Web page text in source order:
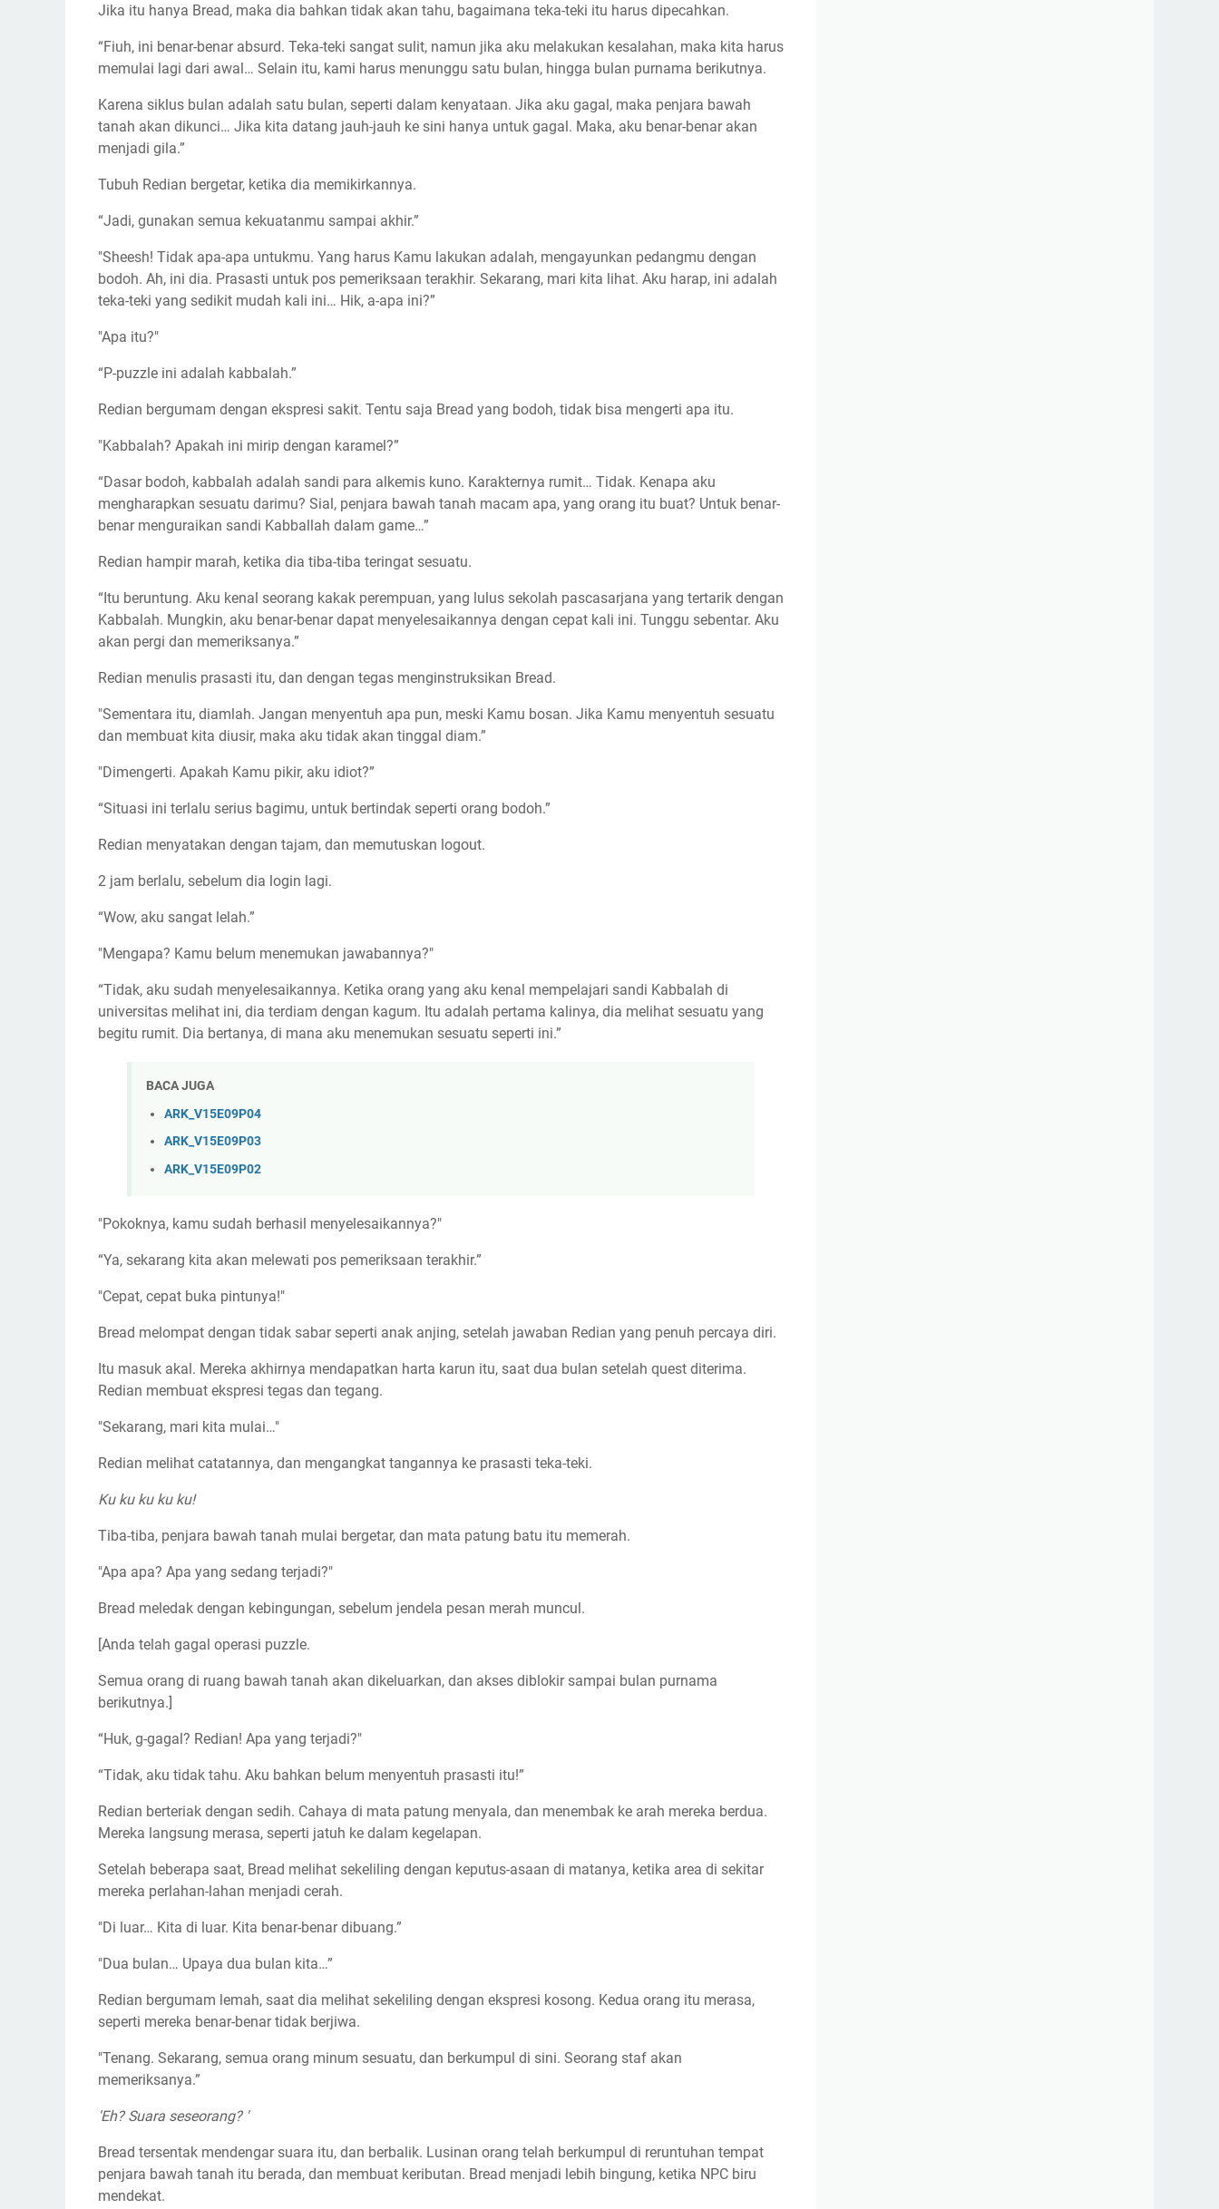
Jika itu hanya Bread, maka dia bahkan tidak akan tahu, bagaimana teka-teki itu harus dipecahkan.
“Fiuh, ini benar-benar absurd. Teka-teki sangat sulit, namun jika aku melakukan kesalahan, maka kita harus
memulai lagi dari awal… Selain itu, kami harus menunggu satu bulan, hingga bulan purnama berikutnya.
Karena siklus bulan adalah satu bulan, seperti dalam kenyataan. Jika aku gagal, maka penjara bawah
tanah akan dikunci… Jika kita datang jauh-jauh ke sini hanya untuk gagal. Maka, aku benar-benar akan
menjadi gila.”
Tubuh Redian bergetar, ketika dia memikirkannya.
“Jadi, gunakan semua kekuatanmu sampai akhir.”
"Sheesh! Tidak apa-apa untukmu. Yang harus Kamu lakukan adalah, mengayunkan pedangmu dengan
bodoh. Ah, ini dia. Prasasti untuk pos pemeriksaan terakhir. Sekarang, mari kita lihat. Aku harap, ini adalah
teka-teki yang sedikit mudah kali ini… Hik, a-apa ini?”
"Apa itu?"
“P-puzzle ini adalah kabbalah.”
Redian bergumam dengan ekspresi sakit. Tentu saja Bread yang bodoh, tidak bisa mengerti apa itu.
"Kabbalah? Apakah ini mirip dengan karamel?”
“Dasar bodoh, kabbalah adalah sandi para alkemis kuno. Karakternya rumit… Tidak. Kenapa aku
mengharapkan sesuatu darimu? Sial, penjara bawah tanah macam apa, yang orang itu buat? Untuk benar-
benar menguraikan sandi Kabballah dalam game…”
Redian hampir marah, ketika dia tiba-tiba teringat sesuatu.
“Itu beruntung. Aku kenal seorang kakak perempuan, yang lulus sekolah pascasarjana yang tertarik dengan
Kabbalah. Mungkin, aku benar-benar dapat menyelesaikannya dengan cepat kali ini. Tunggu sebentar. Aku
akan pergi dan memeriksanya.”
Redian menulis prasasti itu, dan dengan tegas menginstruksikan Bread.
"Sementara itu, diamlah. Jangan menyentuh apa pun, meski Kamu bosan. Jika Kamu menyentuh sesuatu
dan membuat kita diusir, maka aku tidak akan tinggal diam.”
"Dimengerti. Apakah Kamu pikir, aku idiot?”
“Situasi ini terlalu serius bagimu, untuk bertindak seperti orang bodoh.”
Redian menyatakan dengan tajam, dan memutuskan logout.
2 jam berlalu, sebelum dia login lagi.
“Wow, aku sangat lelah.”
"Mengapa? Kamu belum menemukan jawabannya?"
“Tidak, aku sudah menyelesaikannya. Ketika orang yang aku kenal mempelajari sandi Kabbalah di
universitas melihat ini, dia terdiam dengan kagum. Itu adalah pertama kalinya, dia melihat sesuatu yang
begitu rumit. Dia bertanya, di mana aku menemukan sesuatu seperti ini.”
BACA JUGA
ARK_V15E09P04
ARK_V15E09P03
ARK_V15E09P02
"Pokoknya, kamu sudah berhasil menyelesaikannya?"
“Ya, sekarang kita akan melewati pos pemeriksaan terakhir.”
"Cepat, cepat buka pintunya!"
Bread melompat dengan tidak sabar seperti anak anjing, setelah jawaban Redian yang penuh percaya diri.
Itu masuk akal. Mereka akhirnya mendapatkan harta karun itu, saat dua bulan setelah quest diterima.
Redian membuat ekspresi tegas dan tegang.
"Sekarang, mari kita mulai…"
Redian melihat catatannya, dan mengangkat tangannya ke prasasti teka-teki.
Ku ku ku ku ku!
Tiba-tiba, penjara bawah tanah mulai bergetar, dan mata patung batu itu memerah.
"Apa apa? Apa yang sedang terjadi?"
Bread meledak dengan kebingungan, sebelum jendela pesan merah muncul.
[Anda telah gagal operasi puzzle.
Semua orang di ruang bawah tanah akan dikeluarkan, dan akses diblokir sampai bulan purnama
berikutnya.]
“Huk, g-gagal? Redian! Apa yang terjadi?"
“Tidak, aku tidak tahu. Aku bahkan belum menyentuh prasasti itu!”
Redian berteriak dengan sedih. Cahaya di mata patung menyala, dan menembak ke arah mereka berdua.
Mereka langsung merasa, seperti jatuh ke dalam kegelapan.
Setelah beberapa saat, Bread melihat sekeliling dengan keputus-asaan di matanya, ketika area di sekitar
mereka perlahan-lahan menjadi cerah.
"Di luar… Kita di luar. Kita benar-benar dibuang.”
"Dua bulan… Upaya dua bulan kita…”
Redian bergumam lemah, saat dia melihat sekeliling dengan ekspresi kosong. Kedua orang itu merasa,
seperti mereka benar-benar tidak berjiwa.
"Tenang. Sekarang, semua orang minum sesuatu, dan berkumpul di sini. Seorang staf akan
memeriksanya.”
'Eh? Suara seseorang? '
Bread tersentak mendengar suara itu, dan berbalik. Lusinan orang telah berkumpul di reruntuhan tempat
penjara bawah tanah itu berada, dan membuat keributan. Bread menjadi lebih bingung, ketika NPC biru
mendekat.